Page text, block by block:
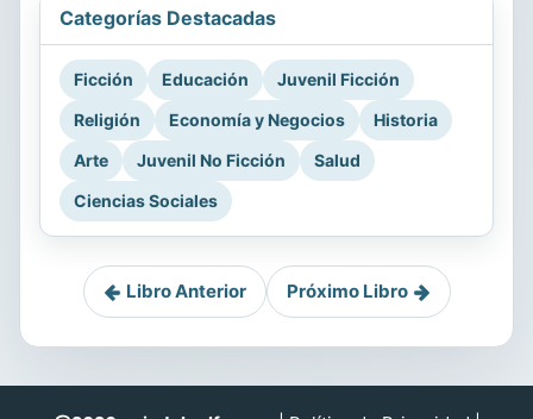
Categorías Destacadas
Ficción Educación
Juvenil Ficción
Religión
Economía y Negocios
Historia
Arte
Juvenil No Ficción
Salud
Ciencias Sociales
Libro Anterior Próximo Libro